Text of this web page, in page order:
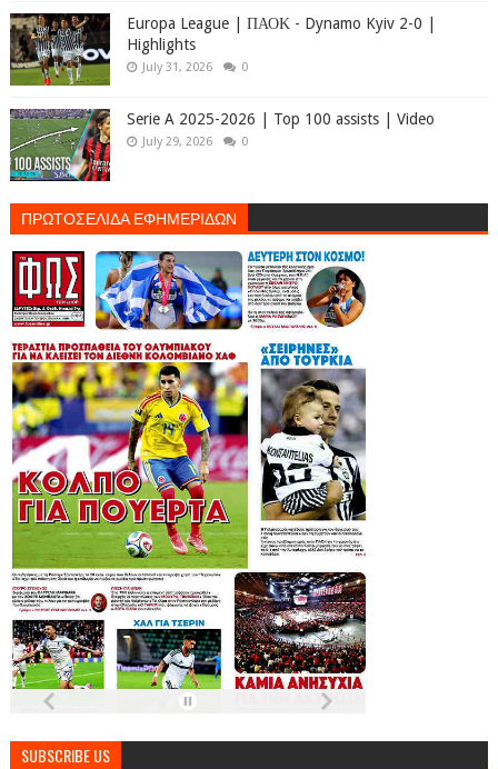
Europa League | ΠΑΟΚ - Dynamo Kyiv 2-0 |
Highlights
July 31, 2026 0
Serie A 2025-2026 | Top 100 assists | Video
July 29, 2026 0
ΠΡΩΤΟΣΕΛΙΔΑ ΕΦΗΜΕΡΙΔΩΝ
SUBSCRIBE US